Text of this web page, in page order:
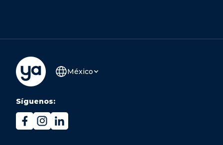
México
Síguenos: